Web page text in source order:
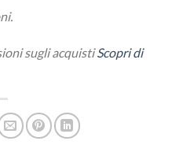
sugli acquistiScopri di